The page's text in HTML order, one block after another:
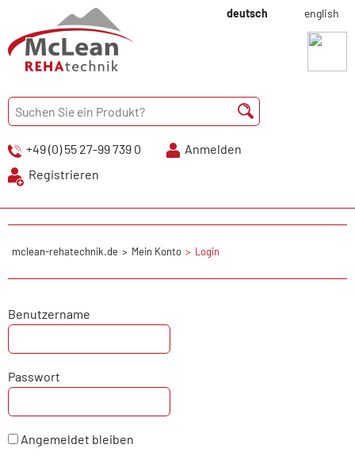
deutsch english
+49 (0) 55 27-99 739 0
Anmelden
Registrieren
mclean-rehatechnik.de Mein Konto Login
Benutzername
Passwort
Angemeldet bleiben